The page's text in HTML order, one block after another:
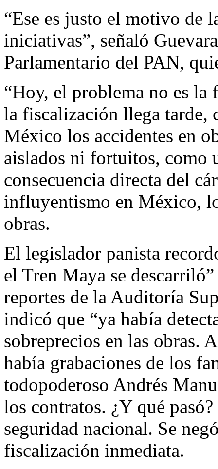
“Ese es justo el motivo de
iniciativas”, señaló
Parlamentario del PAN,
“Hoy, el problema no es la
la fiscalización llega tarde,
México los accidentes en
aislados ni fortuitos, como
consecuencia directa del
influyentismo en México,
obras.
El legislador panista
el Tren Maya se
reportes de la Auditoría
indicó que “ya había
sobreprecios en las obras.
había grabaciones de los
todopoderoso Andrés
los contratos. ¿Y qué
seguridad nacional. Se
fiscalización inmediata.